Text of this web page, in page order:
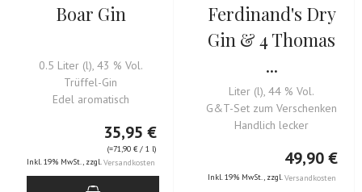
Boar Gin
0.5 Liter (l), 43 % Vol.
Trüffel-Gin
Edel aromatisch
35,95 €
(=71,90 €/ 1 l)
Inkl. 19% MwSt., zzgl.Versandkosten
Ferdinand's Dry
Gin & 4 Thomas
...
Liter (l), 44 % Vol.
G&T-Set zum Verschenken
Handlich lecker
49,90 €
Inkl. 19% MwSt. zzgl. Versandkosten